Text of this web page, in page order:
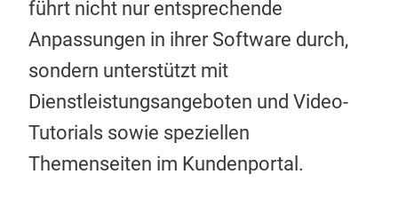
führt nicht nur entsprechende
Anpassungen in ihrer Software durch,
sondern unterstützt mit
Dienstleistungsangeboten und Video-
Tutorials sowie speziellen
Themenseiten im Kundenportal.